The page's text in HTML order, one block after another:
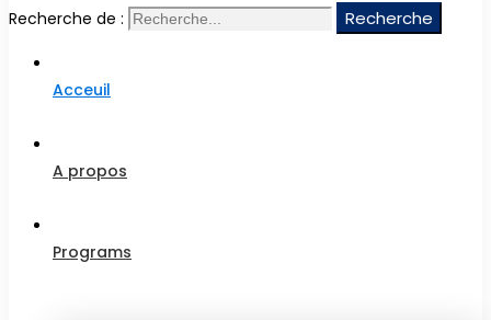
Recherche de : Recherche
Acceuil
A propos
Programs